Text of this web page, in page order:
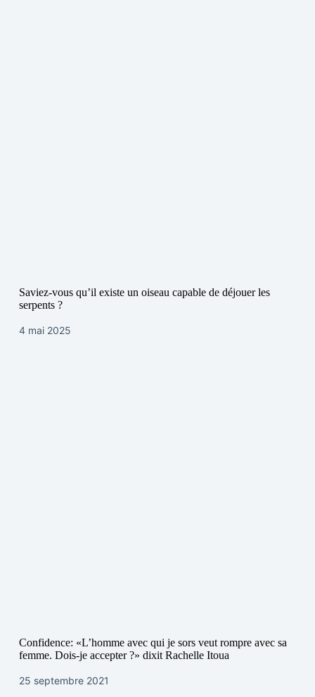
Saviez-vous qu’il existe un oiseau capable de déjouer les
serpents ?
4 mai 2025
Confidence: «L’homme avec qui je sors veut rompre avec sa
femme. Dois-je accepter ?» dixit Rachelle Itoua
25 septembre 2021